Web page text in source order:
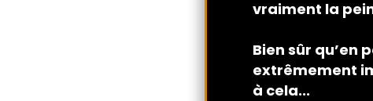
vraiment la
Bien sûr qu’en
extrêmement
à cela...